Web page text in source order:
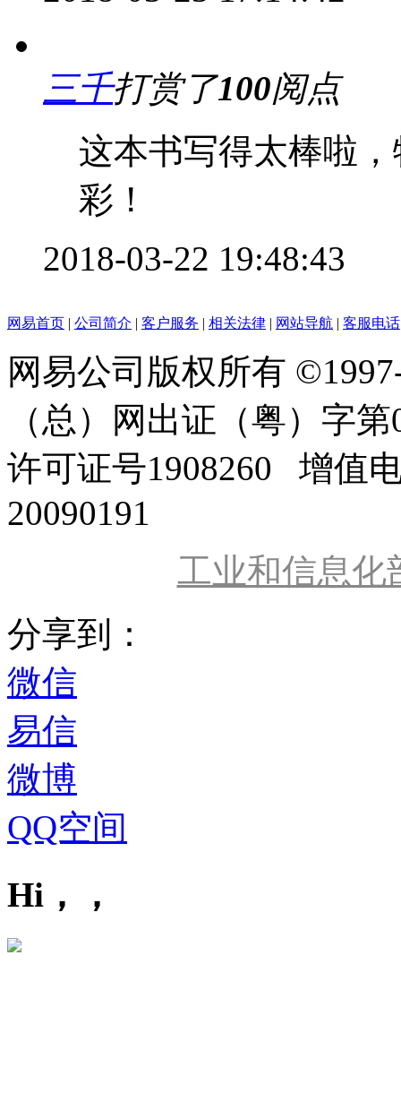
三千打赏了100阅点
这本书写得太棒啦
彩！
2018-03-22 19:48:43
网易首页 | 公司简介 | 客户服务 | 相关法律 | 网站导航 | 客服电话
网易公司版权所有
（总）网出证（粤）字
许可证号1908260 增值
20090191
工业和信息化
分享到：
微信
易信
微博
QQ空间
Hi，，